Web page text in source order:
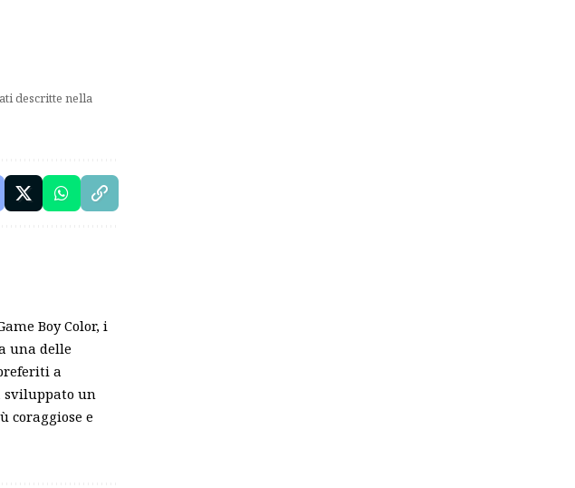
descritte nella
Boy Color, i
una delle
a
un
coraggiose e